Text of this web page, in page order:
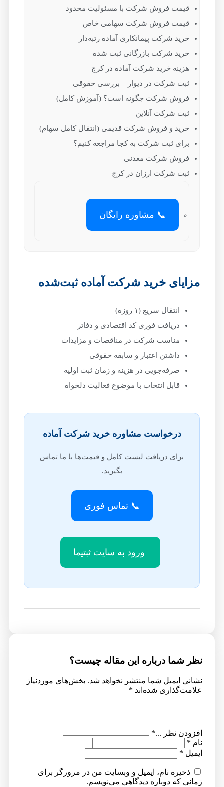
قیمت فروش شرکت با مسئولیت محدود
قیمت فروش شرکت سهامی خاص
خرید شرکت پیمانکاری آماده رتبه‌دار
خرید شرکت بازرگانی ثبت شده
هزینه خرید شرکت آماده در کرج
ثبت شرکت در دیوار – بررسی حقوقی
فروش شرکت چگونه است؟ (آموزش کامل)
ثبت شرکت آنلاین
خرید و فروش شرکت قدیمی (انتقال کامل سهام)
برای ثبت شرکت به کجا مراجعه کنیم؟
فروش شرکت معدنی
ثبت شرکت ارزان در کرج
📞 مشاوره رایگان
مزایای خرید شرکت آماده ثبت‌شده
انتقال سریع (۱ روزه)
دریافت فوری کد اقتصادی و دفاتر
مناسب شرکت در مناقصات و مزایدات
داشتن اعتبار و سابقه حقوقی
صرفه‌جویی در هزینه و زمان ثبت اولیه
قابل انتخاب با موضوع فعالیت دلخواه
درخواست مشاوره خرید شرکت آماده
برای دریافت لیست کامل و قیمت‌ها با ما تماس
بگیرید.
📞 تماس فوری
ورود به سایت ثبتیما
نظر شما درباره این مقاله چیست؟
نشانی ایمیل شما منتشر نخواهد شد. بخش‌های موردنیاز
علامت‌گذاری شده‌اند *
افزودن نظر ...*
نام *
ایمیل *
ذخیره نام، ایمیل و وبسایت من در مرورگر برای
زمانی که دوباره دیدگاهی می‌نویسم.